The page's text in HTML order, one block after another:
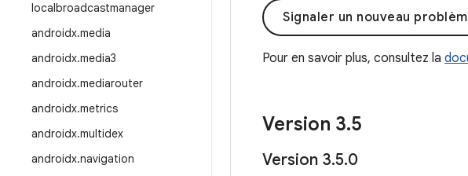
localbroadcastmanager
androidx.media
androidx.media3
androidx.mediarouter
androidx.metrics
androidx.multidex
androidx.navigation
Signaler un nouveau
Pour en savoir plus, consultez la
Version 3.5
Version 3.5.0